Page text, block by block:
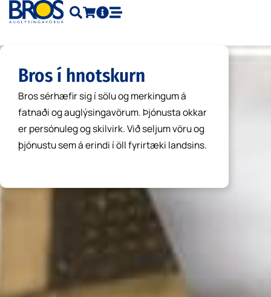
Skip
Bros í hnotskurn
Bros sérhæfir sig í sölu og merkingum á
fatnaði og auglýsingavörum. Þjónusta okkar
er persónuleg og skilvirk. Við seljum vöru og
þjónustu sem á erindi í öll fyrirtæki landsins.